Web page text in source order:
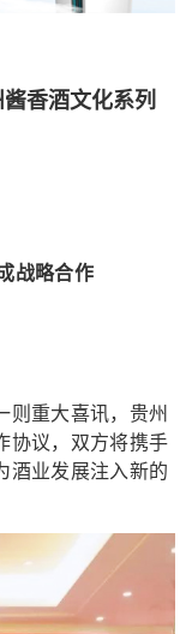
香酒文化系列
战略合作
重大喜讯，贵州
协议，双方将携手
酒业发展注入新的